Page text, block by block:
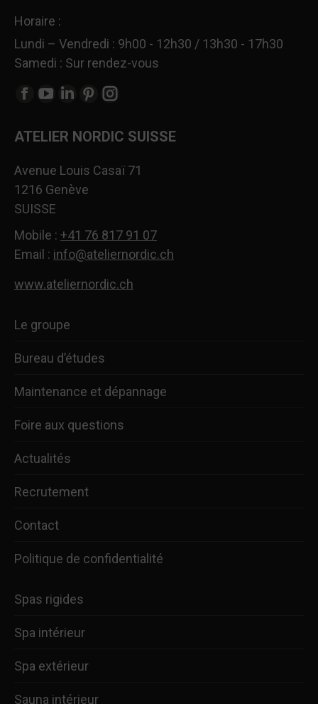
Horaire :
Lundi – Vendredi : 9h00 - 12h30 / 13h30 - 17h30
Samedi : Sur rendez-vous
Trouvez nous sur :
La
Facebook
dans
une
nouvelle
fenêtre
La
YouTube
dans
une
nouvelle
fenêtre
La
LinkedIn
dans
une
fenêtre
La
Pinterest
dans
fenêtre
La
Instagram
dans
fenêtre
ATELIER NORDIC SUISSE
Avenue Louis Casaï 71
1216 Genève
SUISSE
Mobile : +41 76 817 91 07
Email : info@ateliernordic.ch
www.ateliernordic.ch
Le groupe
Bureau d’études
Maintenance et dépannage
Foire aux questions
Actualités
Recrutement
Contact
Politique de confidentialité
Spas rigides
Spa intérieur
Spa extérieur
Sauna intérieur